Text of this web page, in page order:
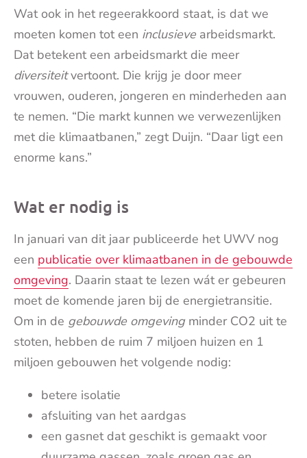
Wat ook in het regeerakkoord staat, is dat we
moeten komen tot een inclusieve arbeidsmarkt.
Dat betekent een arbeidsmarkt die meer
diversiteitvertoont. Die krijg je door meer
vrouwen, ouderen, jongeren en minderheden aan
te nemen. “Die markt kunnen we verwezenlijken
met die klimaatbanen,” zegt Duijn. “Daar ligt een
enorme kans.”
Wat er nodig is
In januari van dit jaar publiceerde het UWV nog
een publicatie over klimaatbanen in de gebouwde
omgeving. Daarin staat te lezen wát er gebeuren
moet de komende jaren bij de energietransitie.
Om in de gebouwde omgevingminder CO2 uit te
stoten, hebben de ruim 7 miljoen huizen en 1
miljoen gebouwen het volgende nodig:
betere isolatie
afsluiting van het aardgas
een gasnet dat geschikt is gemaakt voor